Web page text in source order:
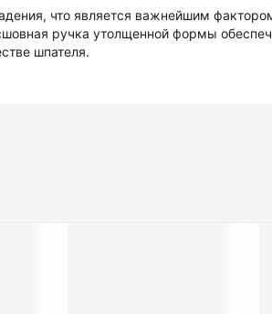
что является важнейшим
ручка утолщенной формы
шпателя.